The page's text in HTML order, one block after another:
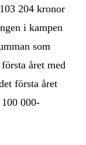
204 kronor
i kampen
som
året med
första året
100 000-